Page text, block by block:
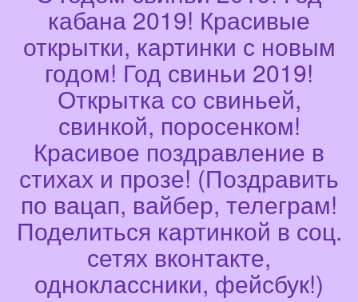
кабана 2019! Красивые
открытки, картинки с новым
годом! Год свиньи 2019!
Открытка со свиньей,
свинкой, поросенком!
Красивое поздравление в
стихах и прозе! (Поздравить
по вацап, вайбер, телеграм!
Поделиться картинкой в соц.
сетях вконтакте,
одноклассники, фейсбук!)